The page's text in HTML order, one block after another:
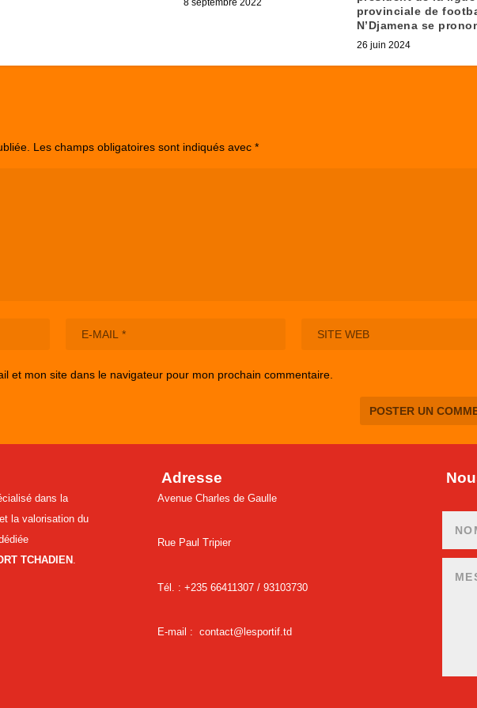
8 septembre 2022
provinciale de
N’Djamena se
26 juin 2024
Les champs obligatoires sont indiqués avec*
et mon site dans le navigateur pour mon prochain commentaire.
dans la
la valorisation du
TCHADIEN
Adresse
Avenue Charles de Gaulle
Rue Paul Tripier
Tél. : +235 66411307 / 93103730
E-mail : contact@lesportif.td